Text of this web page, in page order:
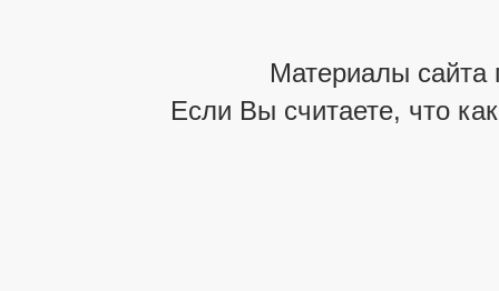
Материалы сайта
Если Вы считаете, что